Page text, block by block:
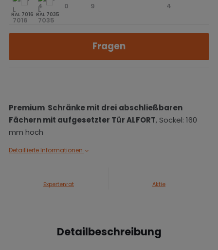
RAL 7016 RAL 7035
Fragen
Premium Schränke mit drei abschließbaren
Fächern mit aufgesetzter Tür ALFORT, Sockel: 160
mm hoch
Detaillierte Informationen
Expertenrat Aktie
Detailbeschreibung